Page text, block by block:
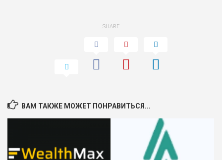
SHARE
ВАМ ТАКЖЕ МОЖЕТ ПОНРАВИТЬСЯ...